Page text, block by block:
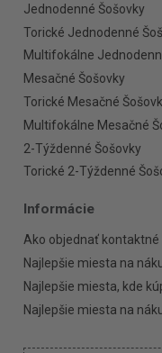
Jednodenné Šošovky
Torické Jednodenné
Multifokálne
Mesačné Šošovky
Torické Mesačné
Multifokálne Mesačné
2-Týždenné Šošovky
Torické 2-Týždenné
Informácie
Ako objednať kontaktné
Najlepšie miesta na
Najlepšie miesta, kde
Najlepšie miesta na